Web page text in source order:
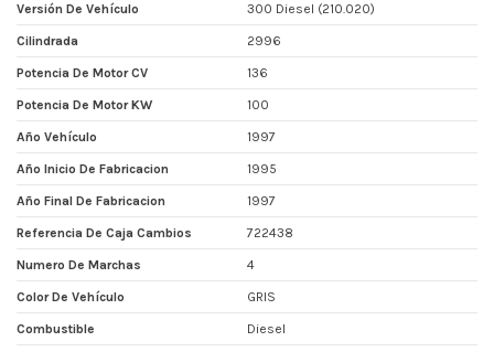
Versión De Vehículo 300 Diesel (210.020)
Cilindrada 2996
Potencia De Motor CV 136
Potencia De Motor KW 100
Año Vehículo 1997
Año Inicio De Fabricacion 1995
Año Final De Fabricacion 1997
Referencia De Caja Cambios 722438
Numero De Marchas 4
Color De Vehículo GRIS
Combustible Diesel